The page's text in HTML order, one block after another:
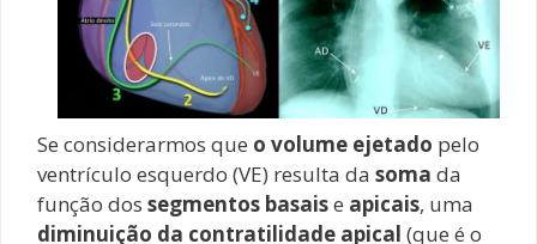
Se considerarmos que o volume ejetado pelo
ventrículo esquerdo (VE) resulta da soma da
função dos segmentos basaise apicais, uma
diminuição da contratilidade apical (que é o